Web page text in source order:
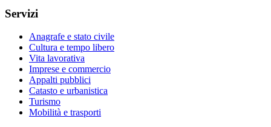
Servizi
Anagrafe e stato civile
Cultura e tempo libero
Vita lavorativa
Imprese e commercio
Appalti pubblici
Catasto e urbanistica
Turismo
Mobilità e trasporti